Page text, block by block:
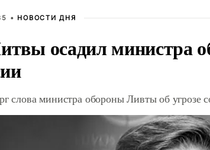
• НОВОСТИ ДНЯ
осадил министра
слова министра обороны Ливты об угрозе